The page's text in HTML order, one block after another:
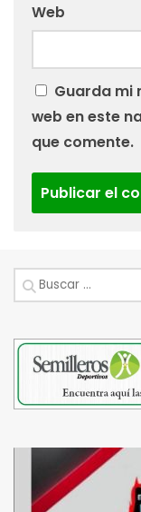
Web
Guarda mi
web en este
que comente.
Buscar: